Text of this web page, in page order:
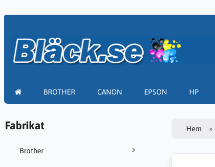
BROTHER CANON EPSON HP
Fabrikat
Brother
Hem